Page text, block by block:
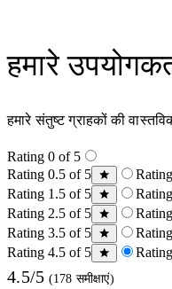
हमारे
हमारे संतुष्ट ग्राहकों की
Rating 0 of 5
Rating 0.5 of 5
Rating 1.5 of 5
Rating 2.5 of 5
Rating 3.5 of 5
Rating 4.5 of 5
4.5/5 (178 समीक्षाएं)